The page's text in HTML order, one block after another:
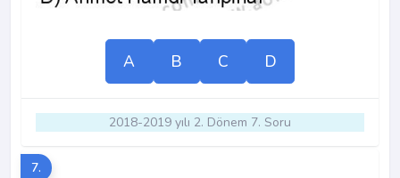
A B C D
2018-2019 yılı 2. Dönem 7. Soru
7.